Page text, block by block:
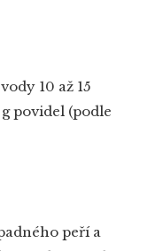
10 až 15
povidel (podle
peří a